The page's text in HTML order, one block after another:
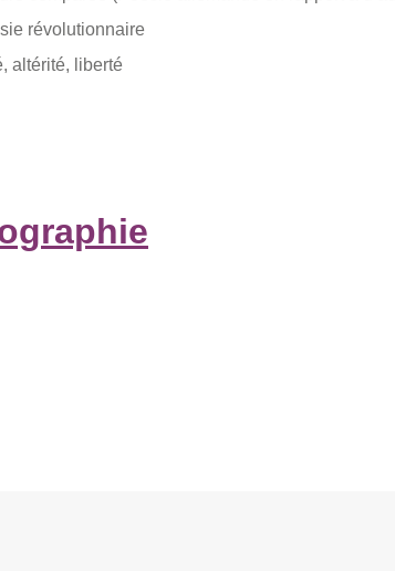
révolutionnaire
altérité, liberté